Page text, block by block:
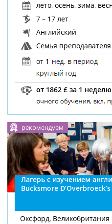
лето,осень,зима,
7 – 17 лет
Английский
Семья преподавателя
от 1
от 1862 £ за 1 неделю
Лагерь с изучением
Bucksmore
рекомендуем
Оксфорд, Великобритания